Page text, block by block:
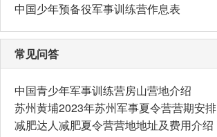
中国少年预备役军事训练营作息表
常见问答
中国青少年军事训练营房山营地介绍
苏州黄埔2023年苏州军事夏令营营期安排
减肥达人减肥夏令营营地地址及费用介绍